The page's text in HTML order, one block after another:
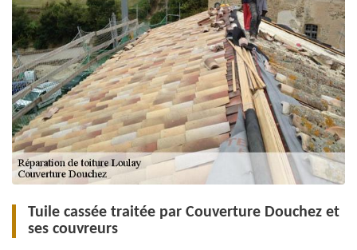
Tuile cassée traitée par Couverture Douchez et
ses couvreurs